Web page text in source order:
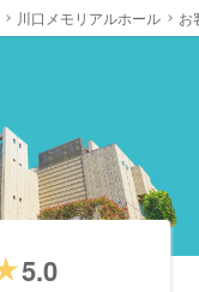
川口メモリアルホール お
5.0